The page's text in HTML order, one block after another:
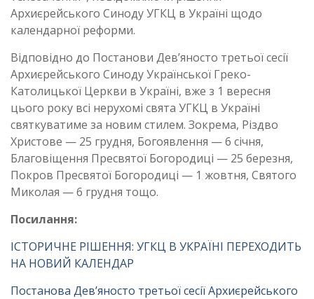
Архиєрейського Синоду УГКЦ в Україні щодо
календарної реформи.
Відповідно до Постанови Дев’яносто третьої сесії
Архиєрейського Синоду Української Греко-
Католицької Церкви в Україні, вже з 1 вересня
цього року всі нерухомі свята УГКЦ в Україні
святкуватиме за новим стилем. Зокрема, Різдво
Христове — 25 грудня, Богоявлення — 6 січня,
Благовіщення Пресвятої Богородиці — 25 березня,
Покров Пресвятої Богородиці — 1 жовтня, Святого
Миколая — 6 грудня тощо.
Посилання:
ІСТОРИЧНЕ РІШЕННЯ: УГКЦ В УКРАЇНІ ПЕРЕХОДИТЬ
НА НОВИЙ КАЛЕНДАР
Постанова Дев’яносто третьої сесії Архиєрейського